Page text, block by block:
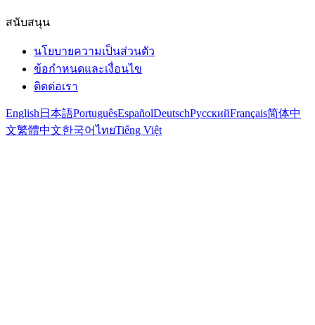
สนับสนุน
นโยบายความเป็นส่วนตัว
ข้อกำหนดและเงื่อนไข
ติดต่อเรา
English 日本語PortuguêsEspañolDeutschРусскийFrançais简体中
文繁體中文한국어ไทยTiếng Việt